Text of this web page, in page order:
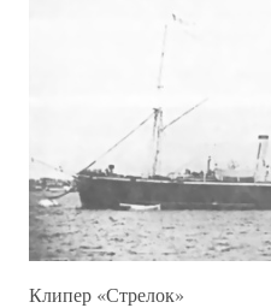
Клипер «Стрелок»